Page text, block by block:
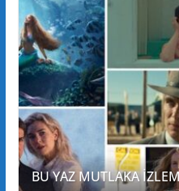
BU YAZ MUTLAKA